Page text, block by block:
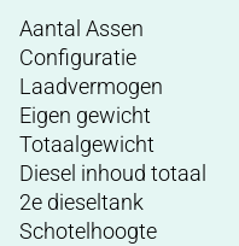
Aantal Assen
Configuratie
Laadvermogen
Eigen gewicht
Totaalgewicht
Diesel inhoud totaal
2e dieseltank
Schotelhoogte